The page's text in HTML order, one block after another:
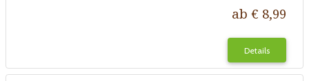
ab € 8,99
Details